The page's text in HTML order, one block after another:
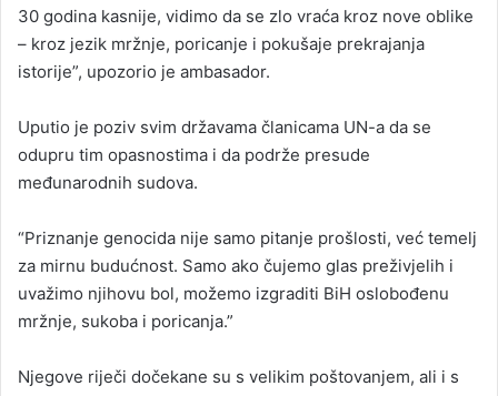
30 godina kasnije, vidimo da se zlo vraća kroz nove oblike
– kroz jezik mržnje, poricanje i pokušaje prekrajanja
istorije”, upozorio je ambasador.
Uputio je poziv svim državama članicama UN-a da se
odupru tim opasnostima i da podrže presude
međunarodnih sudova.
“Priznanje genocida nije samo pitanje prošlosti, već temelj
za mirnu budućnost. Samo ako čujemo glas preživjelih i
uvažimo njihovu bol, možemo izgraditi BiH oslobođenu
mržnje, sukoba i poricanja.”
Njegove riječi dočekane su s velikim poštovanjem, ali i s